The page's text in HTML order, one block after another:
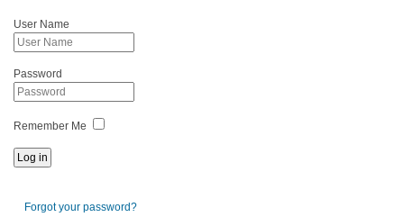
User Name
Password
Remember Me
Forgot your password?